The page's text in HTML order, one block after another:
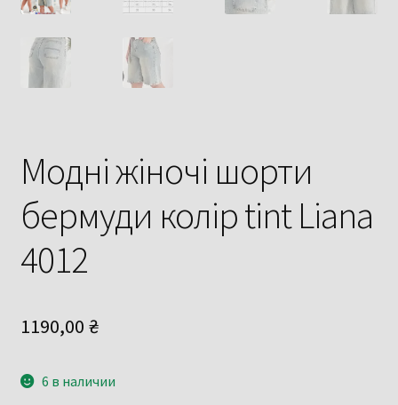
Модні жіночі шорти
бермуди колір tint Liana
4012
1190,00 ₴
6 в наличии